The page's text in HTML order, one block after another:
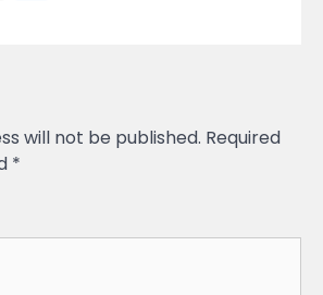
will not be published. Required
*